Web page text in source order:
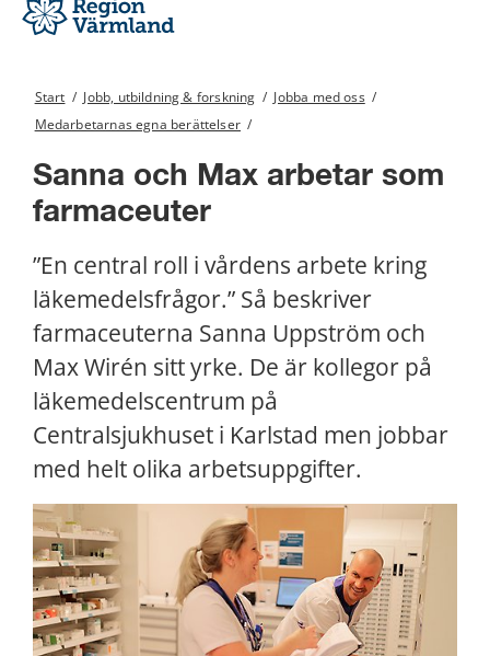
Start / Jobb, utbildning & forskning / Jobba med oss /
Medarbetarnas egna berättelser /
Sanna och Max arbetar som
farmaceuter
”En central roll i vårdens arbete kring
läkemedelsfrågor.” Så beskriver
farmaceuterna Sanna Uppström och
Max Wirén sitt yrke. De är kollegor på
läkemedelscentrum på
Centralsjukhuset i Karlstad men jobbar
med helt olika arbetsuppgifter.